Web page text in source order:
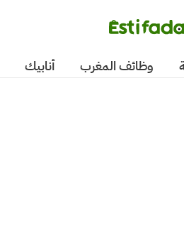
وظائف المغرب أنابيك